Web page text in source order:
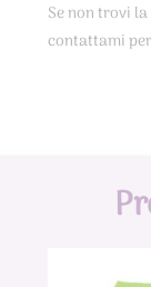
Se non trovi
contattami